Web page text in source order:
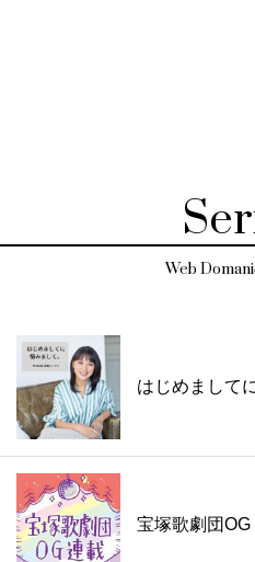
Web
はじめまして
宝塚歌劇団OG